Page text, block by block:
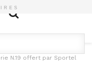
N.19 offert par Sportel